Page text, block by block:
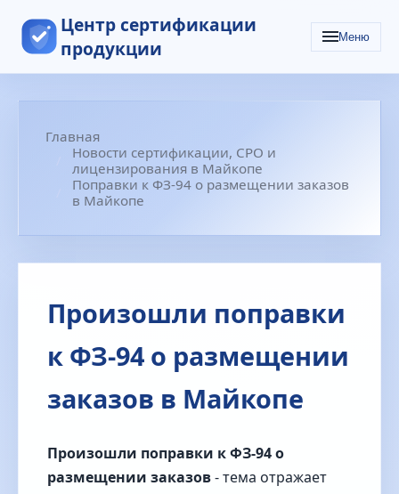
Центр сертификации
продукции
Меню
Главная
Новости сертификации, СРО и
лицензирования в Майкопе
Поправки к ФЗ-94 о размещении заказов
в Майкопе
Произошли поправки
к ФЗ‑94 о размещении
заказов в Майкопе
Произошли поправки к ФЗ‑94 о
размещении заказов- тема отражает